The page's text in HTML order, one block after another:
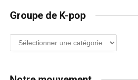
Groupe de K-pop
Groupe
de